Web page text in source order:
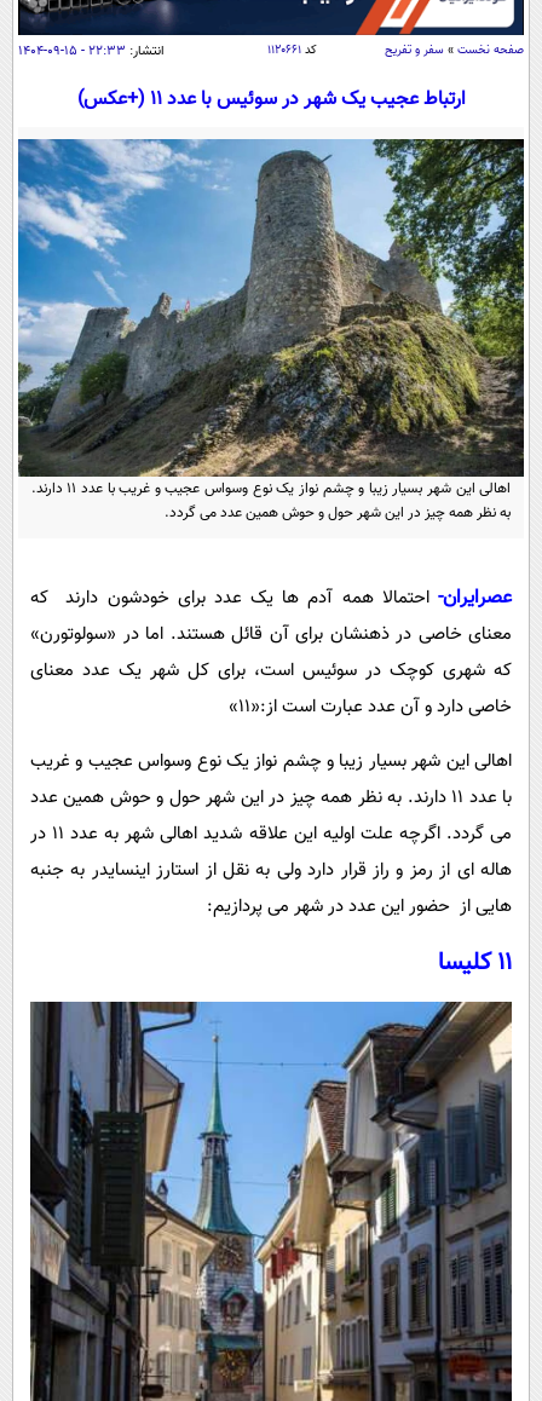
اقتصاد
اقتصادی
جامعه
حوادث
سلامت
یک برش دانایی
محیط زیست
سفر و تفریح
بین الملل
سیاست خارجی
فرهنگ و هنر
علم و دانش
فناوری و It
علمی
اخبار کریپتو
قرآن
گوناگون
سرگرمی
باشگاه مغز
مجله تصویری سلاح
فیلم
اقتصاد
ورزش
سیاست
فناوری
گوناگون
سلامت
فرهنگی
بین الملل
اجتماعی
سیاست خارجی
عصر ایران 2
خواندنی ها و دیدنی ها
داستان کوتاه
روانشناسی
آشپزی
آموزش زبان
صفحه نخست » سفر و تفریح کد ۱۱۲۰۶۶۱ انتشار: ۲۲:۳۳ - ۱۵-۰۹-۱۴۰۴
ارتباط عجیب یک شهر در سوئیس با عدد 11 (+عکس)
اهالی این شهر بسیار زیبا و چشم نواز یک نوع وسواس عجیب و غریب با عدد 11 دارند.
به نظر همه چیز در این شهر حول و حوش همین عدد می گردد.
عصرایران-احتمالا همه آدم ها یک عدد برای خودشون دارند که
معنای خاصی در ذهنشان برای آن قائل هستند. اما در «سولوتورن»
که شهری کوچک در سوئیس است، برای کل شهر یک عدد معنای
خاصی دارد و آن عدد عبارت است از:«11»
اهالی این شهر بسیار زیبا و چشم نواز یک نوع وسواس عجیب و غریب
با عدد 11 دارند. به نظر همه چیز در این شهر حول و حوش همین عدد
می گردد. اگرچه علت اولیه این علاقه شدید اهالی شهر به عدد 11 در
هاله ای از رمز و راز قرار دارد ولی به نقل از استارز اینسایدر به جنبه
هایی از حضور این عدد در شهر می پردازیم:
11 کلیسا